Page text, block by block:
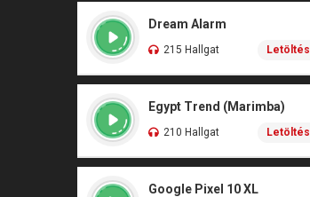
Dream Alarm
215 Hallgat Letöltés
Egypt Trend (Marimba)
210 Hallgat Letöltés
Google Pixel 10 XL